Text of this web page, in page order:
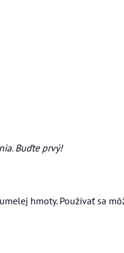
Buďte prvý!
hmoty. Používať sa